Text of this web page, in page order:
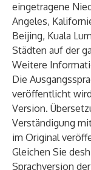
eingetragene
Angeles,
Beijing, Kuala
Städten auf der
Weitere
Die
veröffentlicht
Version.
Verständigung
im Original
Gleichen Sie
Sprachversion